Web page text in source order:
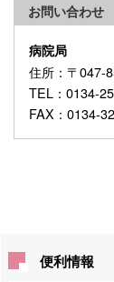
お問い合わせ
病院局
住所 ：〒
TEL ：0134-
FAX ：0134-
便利情報